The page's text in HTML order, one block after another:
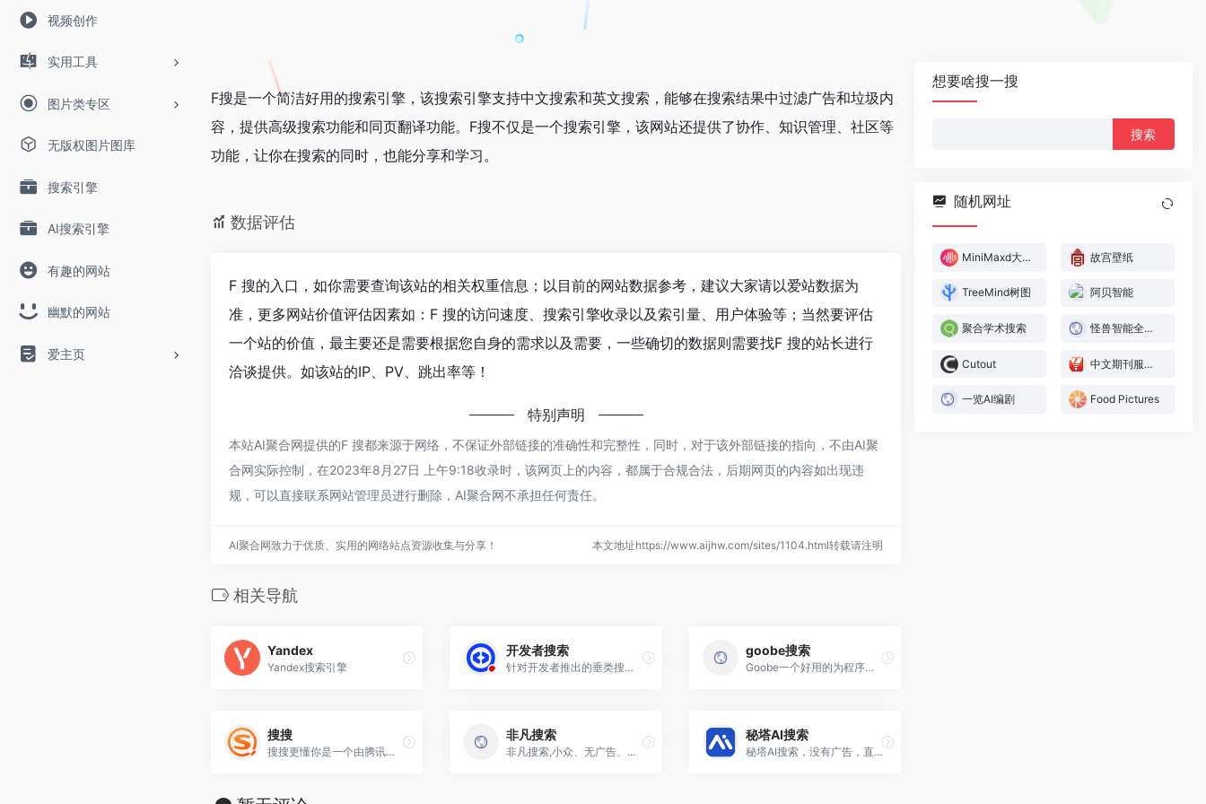
视频创作
实用工具
图片类专区
无版权图片图库
搜索引擎
AI搜索引擎
有趣的网站
幽默的网站
爱主页
F搜是一个简洁好用的搜索引擎，该搜索引擎支持中文搜索和英文搜索，能够在搜索结果中过滤广告和垃圾内
容，提供高级搜索功能和同页翻译功能。F搜不仅是一个搜索引擎，该网站还提供了协作、知识管理、社区等
功能，让你在搜索的同时，也能分享和学习。
数据评估
F 搜的入口，如你需要查询该站的相关权重信息；以目前的网站数据参考，建议大家请以爱站数据为
准，更多网站价值评估因素如：F 搜的访问速度、搜索引擎收录以及索引量、用户体验等；当然要评估
一个站的价值，最主要还是需要根据您自身的需求以及需要，一些确切的数据则需要找F 搜的站长进行
洽谈提供。如该站的IP、PV、跳出率等！
特别声明
本站AI聚合网提供的F 搜都来源于网络，不保证外部链接的准确性和完整性，同时，对于该外部链接的指向，不由AI聚
合网实际控制，在2023年8月27日 上午9:18收录时，该网页上的内容，都属于合规合法，后期网页的内容如出现违
规，可以直接联系网站管理员进行删除，AI聚合网不承担任何责任。
AI聚合网致力于优质、实用的网络站点资源收集与分享！ 本文地址https://www.aijhw.com/sites/1104.html转载请注明
相关导航
Yandex
Yandex搜索引擎
开发者搜索
针对开发者推出的垂类搜索引擎
goobe搜索
Goobe一个好用的为程序员服务的互联网搜索引擎工具
搜搜
搜搜更懂你是一个由腾讯公司运营的搜索引擎
非凡搜索
非凡搜索,小众、无广告、简洁
秘塔AI搜索
秘塔AI搜索，没有广告，直达结果
想要啥搜一搜
随机网址
MiniMaxd大模型 故宫壁纸
TreeMind树图 阿贝智能
聚合学术搜索 怪兽智能全息舱
Cutout 中文期刊服务平台
一览AI编剧 Food Pictures